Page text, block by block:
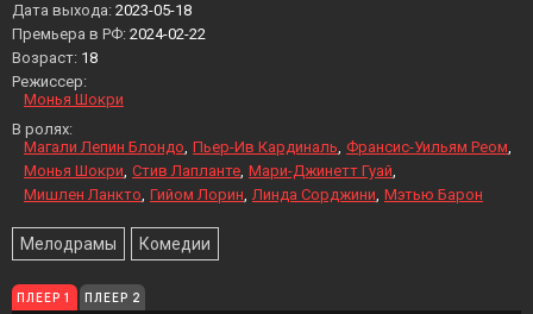
Дата выхода: 2023-05-18
Премьера в РФ: 2024-02-22
Возраст: 18
Режиссер:
Монья Шокри
В ролях:
Магали Лепин Блондо Пьер-Ив Кардиналь Франсис-Уильям Реом
Монья Шокри Стив Лапланте Мари-Джинетт Гуай
Мишлен Ланкто Гийом Лорин Линда Сорджини Мэтью Барон
Мелодрамы Комедии
ПЛЕЕР 1 ПЛЕЕР 2